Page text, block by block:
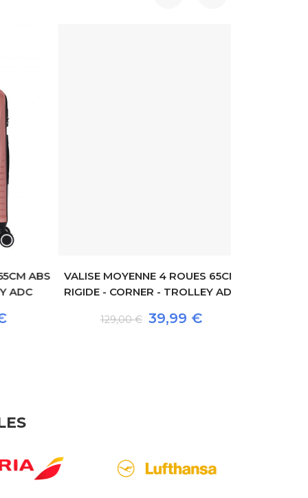
ABS
VALISE MOYENNE 4 ROUES 65CM
RIGIDE - CORNER - TROLLEY ADC
129,00 € 39,99 €